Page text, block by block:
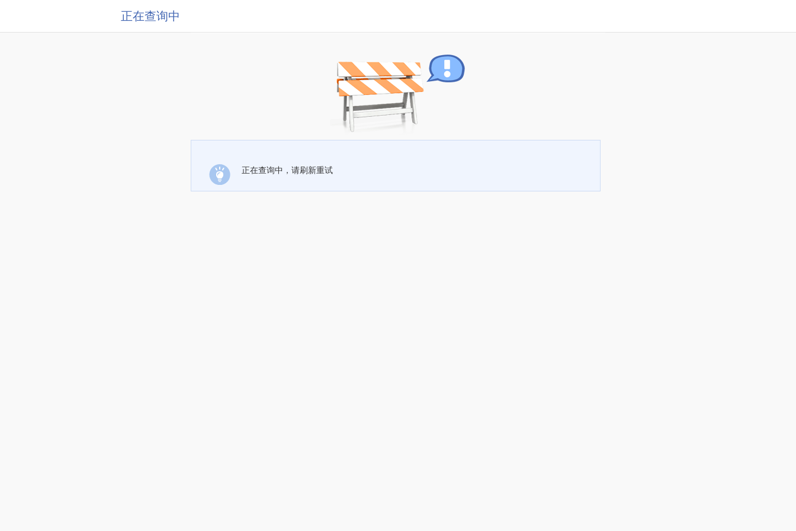
正在查询中
正在查询中，请刷新重试